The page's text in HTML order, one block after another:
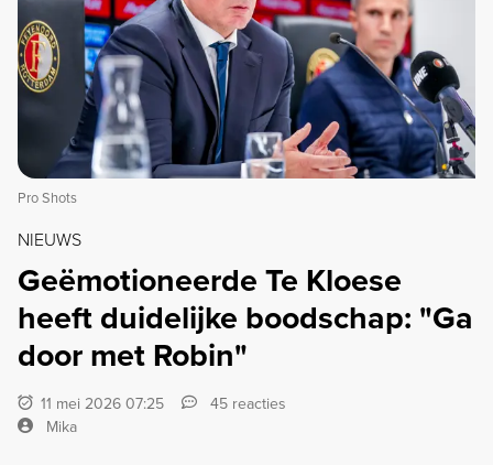
Pro Shots
NIEUWS
Geëmotioneerde Te Kloese
heeft duidelijke boodschap: "Ga
door met Robin"
11 mei 2026 07:25
45 reacties
Mika